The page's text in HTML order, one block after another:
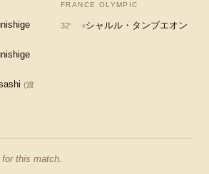
(渡
FRANCE OLYMPIC
32' シャルル・タンブエオン
this match.